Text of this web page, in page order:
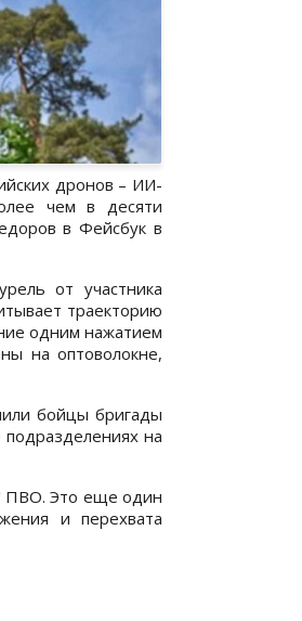
дронов – ИИ-
чем в десяти
в Фейсбук в
от участника
траекторию
одним нажатием
на оптоволокне,
бойцы бригады
на
ПВО. Это еще один
и перехвата